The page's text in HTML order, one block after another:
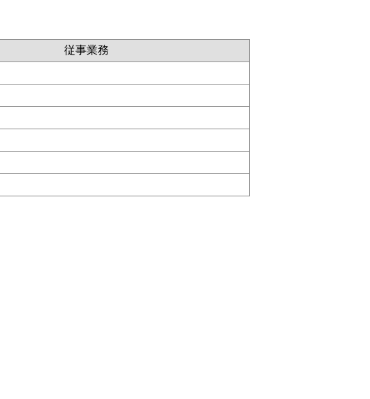
従事業務